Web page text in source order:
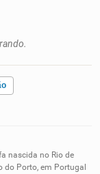
ajudou
nascida no Rio de
do Porto, em Portugal